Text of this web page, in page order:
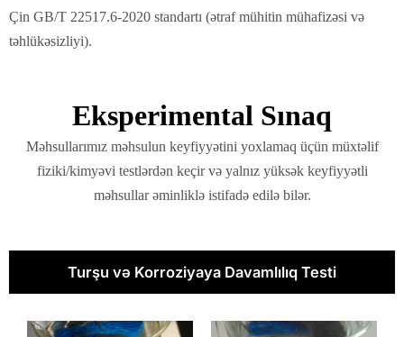
Çin GB/T 22517.6-2020 standartı (ətraf mühitin mühafizəsi və
təhlükəsizliyi).
Eksperimental Sınaq
Məhsullarımız məhsulun keyfiyyətini yoxlamaq üçün müxtəlif
fiziki/kimyəvi testlərdən keçir və yalnız yüksək keyfiyyətli
məhsullar əminliklə istifadə edilə bilər.
Turşu və Korroziyaya Davamlılıq Testi